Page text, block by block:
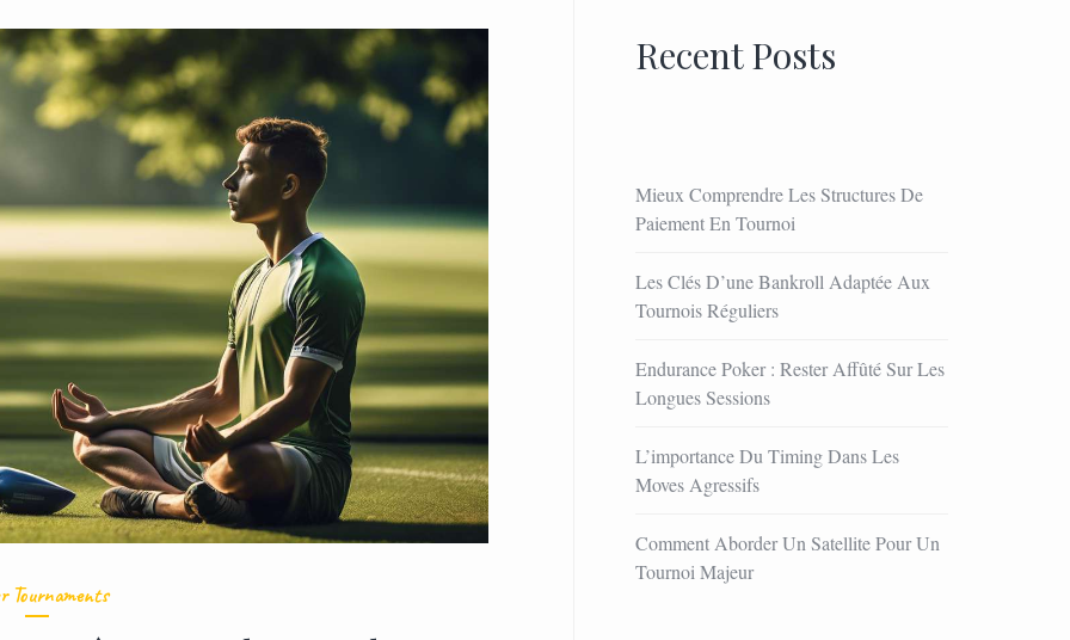
Tournaments
Recent Posts
Mieux Comprendre Les Structures De
Paiement En Tournoi
Les Clés D’une Bankroll Adaptée Aux
Tournois Réguliers
Endurance Poker : Rester Affûté Sur Les
Longues Sessions
L’importance Du Timing Dans Les
Moves Agressifs
Comment Aborder Un Satellite Pour Un
Tournoi Majeur